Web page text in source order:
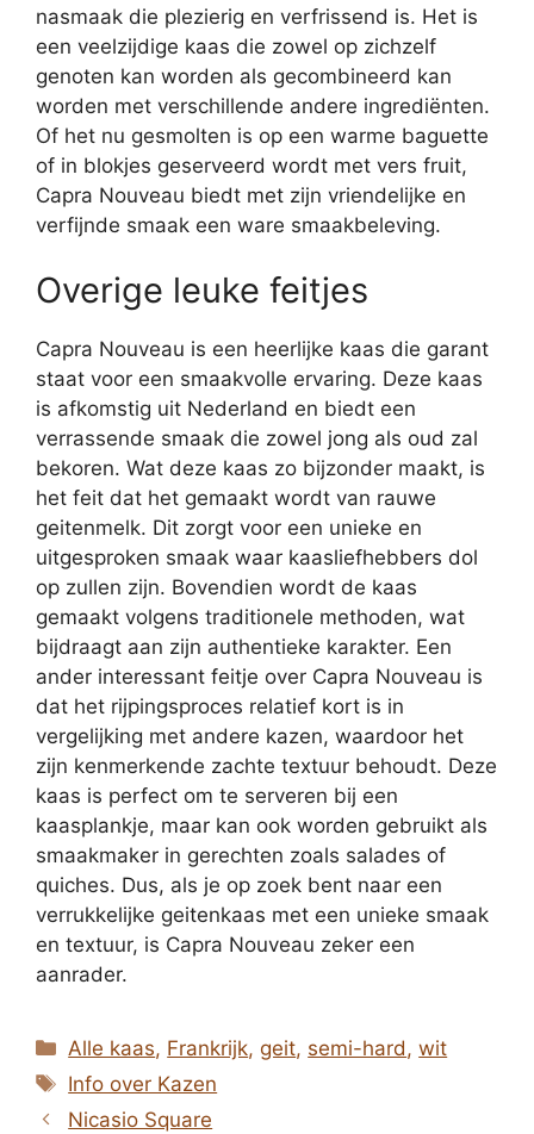
nasmaak die plezierig en verfrissend is. Het is
een veelzijdige kaas die zowel op zichzelf
genoten kan worden als gecombineerd kan
worden met verschillende andere ingrediënten.
Of het nu gesmolten is op een warme baguette
of in blokjes geserveerd wordt met vers fruit,
Capra Nouveau biedt met zijn vriendelijke en
verfijnde smaak een ware smaakbeleving.
Overige leuke feitjes
Capra Nouveau is een heerlijke kaas die garant
staat voor een smaakvolle ervaring. Deze kaas
is afkomstig uit Nederland en biedt een
verrassende smaak die zowel jong als oud zal
bekoren. Wat deze kaas zo bijzonder maakt, is
het feit dat het gemaakt wordt van rauwe
geitenmelk. Dit zorgt voor een unieke en
uitgesproken smaak waar kaasliefhebbers dol
op zullen zijn. Bovendien wordt de kaas
gemaakt volgens traditionele methoden, wat
bijdraagt aan zijn authentieke karakter. Een
ander interessant feitje over Capra Nouveau is
dat het rijpingsproces relatief kort is in
vergelijking met andere kazen, waardoor het
zijn kenmerkende zachte textuur behoudt. Deze
kaas is perfect om te serveren bij een
kaasplankje, maar kan ook worden gebruikt als
smaakmaker in gerechten zoals salades of
quiches. Dus, als je op zoek bent naar een
verrukkelijke geitenkaas met een unieke smaak
en textuur, is Capra Nouveau zeker een
aanrader.
Categorieën
Alle kaas, Frankrijk,geit, semi-hard,wit
Tags
Info over Kazen
Nicasio Square